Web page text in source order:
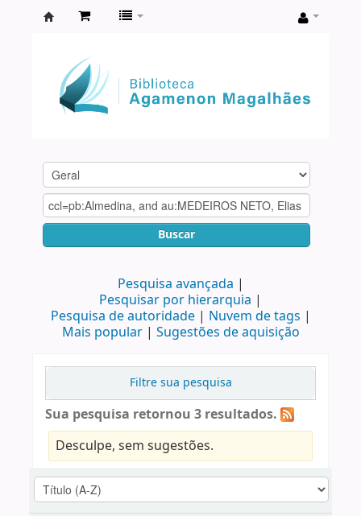
Agamenon
Magalhães
Buscar
Pesquisa avançada
Pesquisar por hierarquia
Pesquisa de autoridade
Nuvem de tags
Mais popular
Sugestões de aquisição
Filtre sua pesquisa
Sua pesquisa retornou 3 resultados.
Desculpe, sem sugestões.